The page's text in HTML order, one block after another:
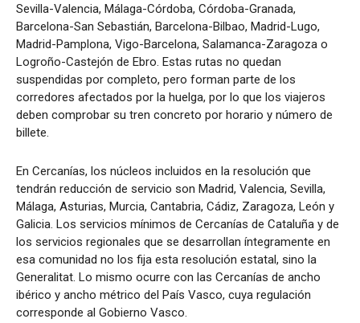
Sevilla-Valencia, Málaga-Córdoba, Córdoba-Granada,
Barcelona-San Sebastián, Barcelona-Bilbao, Madrid-Lugo,
Madrid-Pamplona, Vigo-Barcelona, Salamanca-Zaragoza o
Logroño-Castejón de Ebro. Estas rutas no quedan
suspendidas por completo, pero forman parte de los
corredores afectados por la huelga, por lo que los viajeros
deben comprobar su tren concreto por horario y número de
billete.
En Cercanías, los núcleos incluidos en la resolución que
tendrán reducción de servicio son Madrid, Valencia, Sevilla,
Málaga, Asturias, Murcia, Cantabria, Cádiz, Zaragoza, León y
Galicia. Los servicios mínimos de Cercanías de Cataluña y de
los servicios regionales que se desarrollan íntegramente en
esa comunidad no los fija esta resolución estatal, sino la
Generalitat. Lo mismo ocurre con las Cercanías de ancho
ibérico y ancho métrico del País Vasco, cuya regulación
corresponde al Gobierno Vasco.